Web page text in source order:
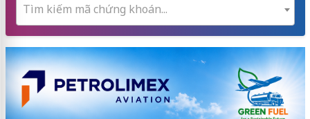
Tìm kiếm mã chứng khoán...